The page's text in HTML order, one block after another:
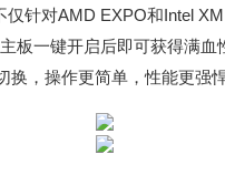
针对AMD EXPO和Intel
板一键开启后即可获得满血
换，操作更简单，性能更强